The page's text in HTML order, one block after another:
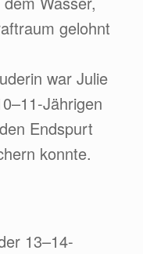
gelohnt
war Julie
Jährigen
Endspurt
konnte.
13–14-